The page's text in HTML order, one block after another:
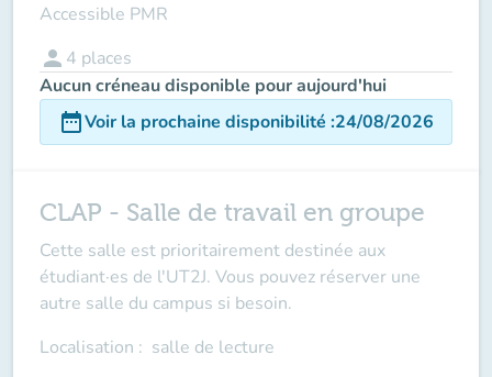
Accessible PMR
person 4 places
Aucun créneau disponible pour aujourd'hui
date_rangeVoir la prochaine disponibilité :24/08/2026
CLAP - Salle de travail en groupe
Cette salle est prioritairement destinée aux
étudiant·es de l'UT2J. Vous pouvez réserver une
autre salle du campus si besoin.
Localisation : salle de lecture